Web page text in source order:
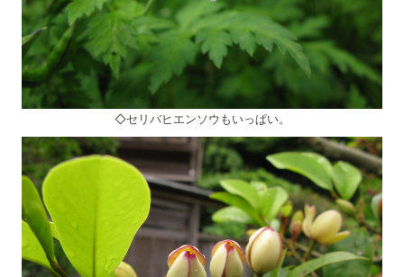
◇セリバヒエンソウもいっぱい。